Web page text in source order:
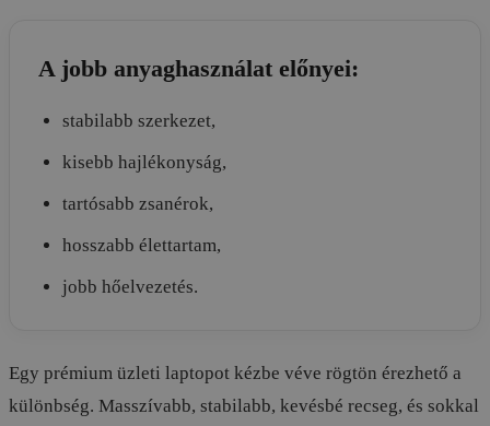
A jobb anyaghasználat előnyei:
stabilabb szerkezet,
kisebb hajlékonyság,
tartósabb zsanérok,
hosszabb élettartam,
jobb hőelvezetés.
Egy prémium üzleti laptopot kézbe véve rögtön érezhető a
különbség. Masszívabb, stabilabb, kevésbé recseg, és sokkal